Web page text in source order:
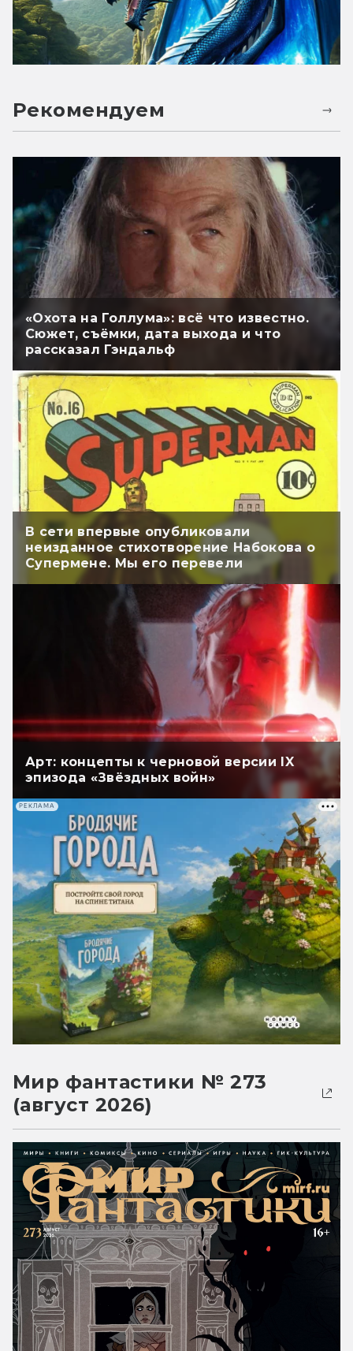
Рекомендуем
«Охота на Голлума»: всё что известно.
Сюжет, съёмки, дата выхода и что
рассказал Гэндальф
В сети впервые опубликовали
неизданное стихотворение Набокова о
Супермене. Мы его перевели
Арт: концепты к черновой версии IX
эпизода «Звёздных войн»
РЕКЛАМА
Мир фантастики № 273
(август 2026)